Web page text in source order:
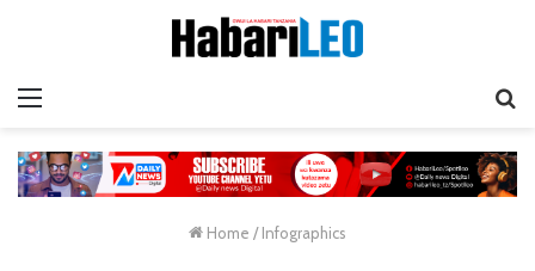
Home / Infographics